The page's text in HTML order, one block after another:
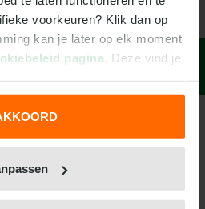
voorkeuren? Klik dan op
kan je later op elk moment
pagina . Deze vind je
derdendie uw gegevens
0 0 0
0 0 0
0 0 0
jou? Stop op tijd.
Acties en promoties